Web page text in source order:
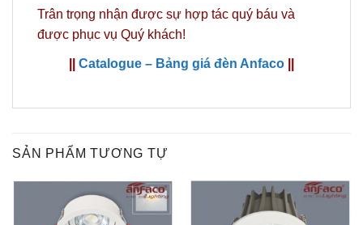
Trân trọng nhận được sự hợp tác quý báu và
được phục vụ Quý khách!
Catalogue – Bảng giá đèn Anfaco
SẢN PHẨM TƯƠNG TỰ